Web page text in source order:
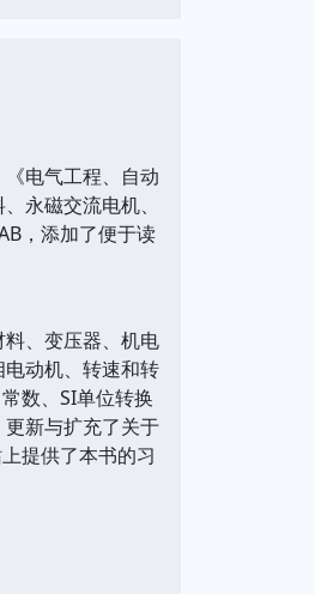
电气工程、自动
永磁交流电机、
，添加了便于读
、变压器、机电
动机、转速和转
数、SI单位转换
新与扩充了关于
提供了本书的习